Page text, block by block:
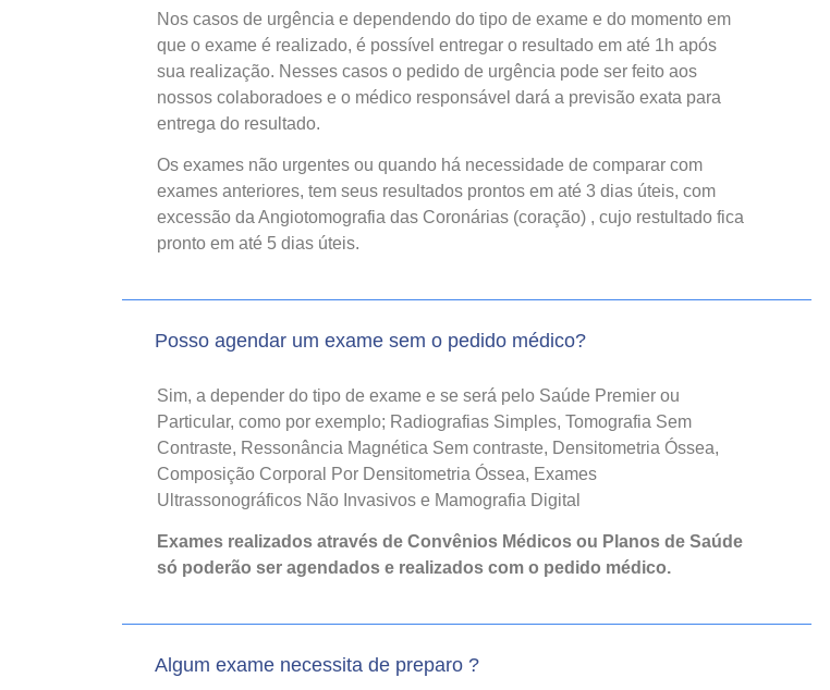
Nos casos de urgência e dependendo do tipo de exame e do momento em
que o exame é realizado, é possível entregar o resultado em até 1h após
sua realização. Nesses casos o pedido de urgência pode ser feito aos
nossos colaboradoes e o médico responsável dará a previsão exata para
entrega do resultado.
Os exames não urgentes ou quando há necessidade de comparar com
exames anteriores, tem seus resultados prontos em até 3 dias úteis, com
excessão da Angiotomografia das Coronárias (coração) , cujo restultado fica
pronto em até 5 dias úteis.
Posso agendar um exame sem o pedido médico?
Sim, a depender do tipo de exame e se será pelo Saúde Premier ou
Particular, como por exemplo; Radiografias Simples, Tomografia Sem
Contraste, Ressonância Magnética Sem contraste, Densitometria Óssea,
Composição Corporal Por Densitometria Óssea, Exames
Ultrassonográficos Não Invasivos e Mamografia Digital
Exames realizados através de Convênios Médicos ou Planos de Saúde
só poderão ser agendados e realizados com o pedido médico.
Algum exame necessita de preparo ?